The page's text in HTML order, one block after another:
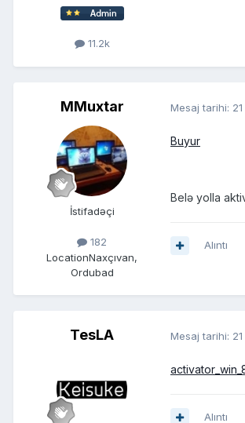
11.2k
MMuxtar
İstifadəçi
182
LocationNaxçıvan,
Ordubad
Mesaj tarihi:
Buyur
Belə yolla
Alıntı
TesLA Mesaj tarihi:
Alıntı